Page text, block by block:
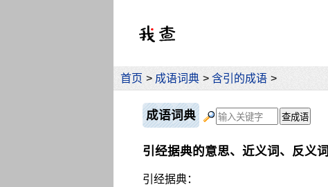
首页 > 成语词典 > 含引的成语 >
成语词典
引经据典的意思、近义词、反义词
引经据典：